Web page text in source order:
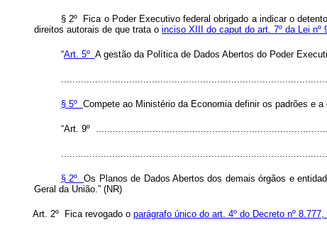
§ 2º Fica o Poder Executivo federal obrigado a indicar o
direitos autorais de que trata o inciso XIII do caput do art. 7º da Lei nº
“Art. 5º A gestão da Política de Dados Abertos do Poder
§ 5º Compete ao Ministério da Economia definir os padrões e
“Art. 9º
§ 2ºOs Planos de Dados Abertos dos demais órgãos e
Geral da União.” (NR)
Art. 2º Fica revogado o parágrafo único do art. 4º do Decreto nº 8.777,